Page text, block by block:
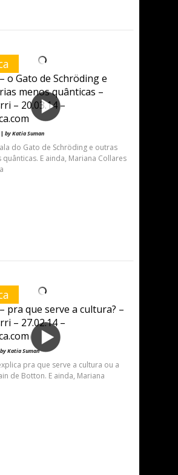
o Gato de Schröding e
menos quânticas –
– 20.03.14 –
by Katia Suman
do Gato de Schröding e outras
E ainda, Mariana Collares
pra que serve a cultura? –
– 27.02.14 –
by Katia Suman
pra que serve a cultura ou a
de Botton. E ainda, Mariana